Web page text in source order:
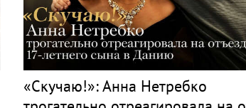
«Скучаю!»: Анна Нетребко